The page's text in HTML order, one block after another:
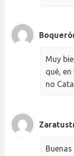
Muy
qué,
no